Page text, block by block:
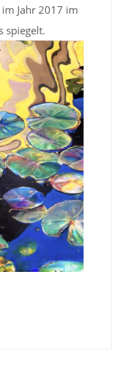
Jahr 2017 im
spiegelt.